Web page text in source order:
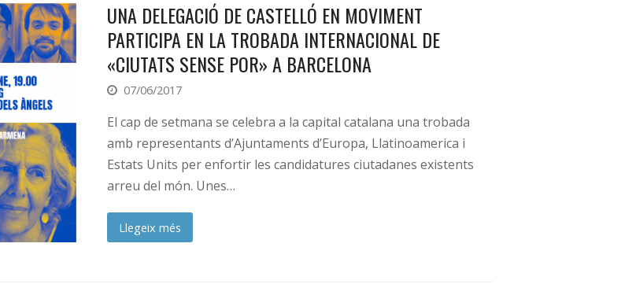
UNA DELEGACIÓ DE CASTELLÓ EN MOVIMENT
PARTICIPA EN LA TROBADA INTERNACIONAL DE
«CIUTATS SENSE POR» A BARCELONA
07/06/2017
El cap de setmana se celebra a la capital catalana una trobada
amb representants d’Ajuntaments d’Europa, Llatinoamerica i
Estats Units per enfortir les candidatures ciutadanes existents
arreu del món. Unes…
Llegeix més